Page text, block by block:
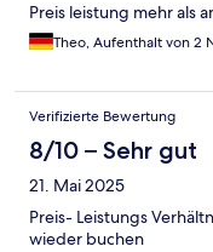
Preis leistung mehr als
Theo, Aufenthalt von 2
Verifizierte Bewertung
8/10 – Sehr gut
21. Mai 2025
Preis- Leistungs
wieder buchen